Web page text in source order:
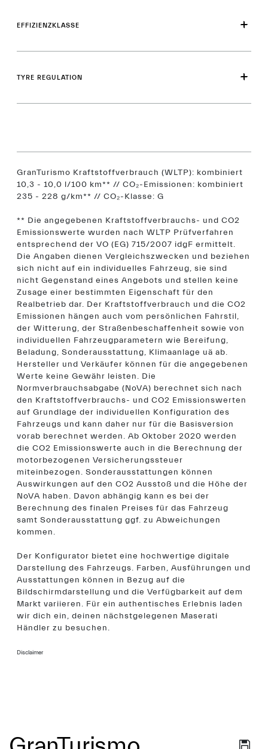
EFFIZIENZKLASSE
TYRE REGULATION
GranTurismo Kraftstoffverbrauch (WLTP): kombiniert
10,3 - 10,0 l/100 km** // CO₂-Emissionen: kombiniert
235 - 228 g/km** // CO₂-Klasse: G
** Die angegebenen Kraftstoffverbrauchs- und CO2
Emissionswerte wurden nach WLTP Prüfverfahren
entsprechend der VO (EG) 715/2007 idgF ermittelt.
Die Angaben dienen Vergleichszwecken und beziehen
sich nicht auf ein individuelles Fahrzeug, sie sind
nicht Gegenstand eines Angebots und stellen keine
Zusage einer bestimmten Eigenschaft für den
Realbetrieb dar. Der Kraftstoffverbrauch und die CO2
Emissionen hängen auch vom persönlichen Fahrstil,
der Witterung, der Straßenbeschaffenheit sowie von
individuellen Fahrzeugparametern wie Bereifung,
Beladung, Sonderausstattung, Klimaanlage uä ab.
Hersteller und Verkäufer können für die angegebenen
Werte keine Gewähr leisten. Die
Normverbrauchsabgabe (NoVA) berechnet sich nach
den Kraftstoffverbrauchs- und CO2 Emissionswerten
auf Grundlage der individuellen Konfiguration des
Fahrzeugs und kann daher nur für die Basisversion
vorab berechnet werden. Ab Oktober 2020 werden
die CO2 Emissionswerte auch in die Berechnung der
motorbezogenen Versicherungssteuer
miteinbezogen. Sonderausstattungen können
Auswirkungen auf den CO2 Ausstoß und die Höhe der
NoVA haben. Davon abhängig kann es bei der
Berechnung des finalen Preises für das Fahrzeug
samt Sonderausstattung ggf. zu Abweichungen
kommen.
Der Konfigurator bietet eine hochwertige digitale
Darstellung des Fahrzeugs. Farben, Ausführungen und
Ausstattungen können in Bezug auf die
Bildschirmdarstellung und die Verfügbarkeit auf dem
Markt variieren. Für ein authentisches Erlebnis laden
wir dich ein, deinen nächstgelegenen Maserati
Händler zu besuchen.
Disclaimer